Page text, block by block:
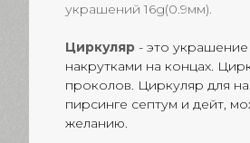
украшений 16g(0.9мм).
Циркуляр - это
накрутками на концах.
проколов. Циркуляр для
пирсинге септум и дейт,
желанию.